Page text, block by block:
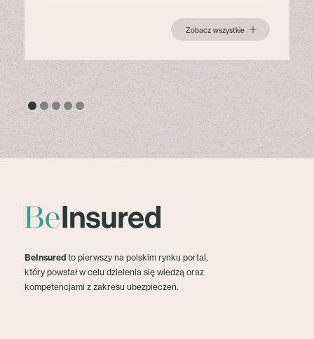
Zobacz wszystkie
BeInsured to pierwszy na polskim rynku portal,
który powstał w celu dzielenia się wiedzą oraz
kompetencjami z zakresu ubezpieczeń.